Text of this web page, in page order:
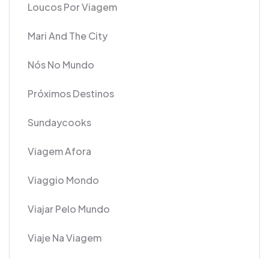
Loucos Por Viagem
Mari And The City
Nós No Mundo
Próximos Destinos
Sundaycooks
Viagem Afora
Viaggio Mondo
Viajar Pelo Mundo
Viaje Na Viagem